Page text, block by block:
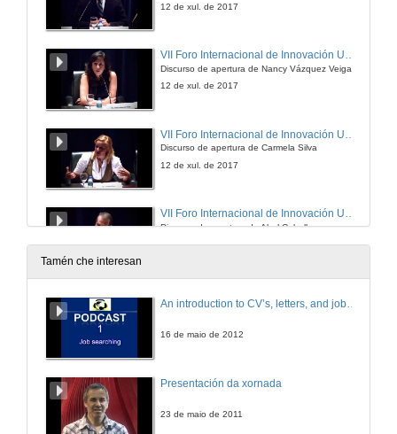
12 de xul. de 2017
VII Foro Internacional de Innovación Universitaria
Discurso de apertura de Nancy Vázquez Veiga
12 de xul. de 2017
Discurso de apertura de Carmela Silva
12 de xul. de 2017
VII Foro Internacional de Innovación Universitaria
Discurso de apertura de Abel Caballero
12 de xul. de 2017
Discurso de apertura de Gloria Pena Uris
Tamén che interesan
An introduction to CV’s, letters, and job searching
16 de maio de 2012
Presentación da xornada
23 de maio de 2011